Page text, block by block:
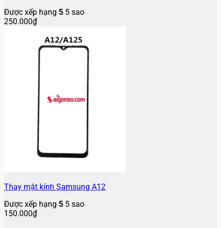
Được xếp hạng 5 5 sao
250.000₫
Thay mặt kính Samsung A12
Được xếp hạng 5 5 sao
150.000₫